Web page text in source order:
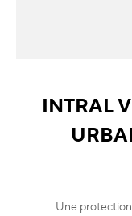
INTRAL
Une